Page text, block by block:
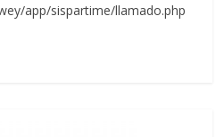
app/sispartime/llamado.php